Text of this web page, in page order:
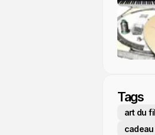
Tags
art du
cadeau